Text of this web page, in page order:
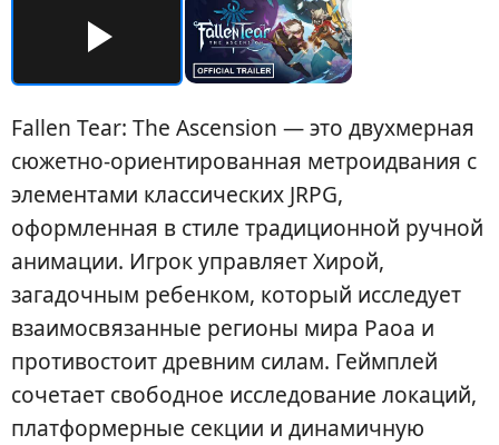
Fallen Tear: The Ascension — это двухмерная
сюжетно-ориентированная метроидвания с
элементами классических JRPG,
оформленная в стиле традиционной ручной
анимации. Игрок управляет Хирой,
загадочным ребенком, который исследует
взаимосвязанные регионы мира Раоа и
противостоит древним силам. Геймплей
сочетает свободное исследование локаций,
платформерные секции и динамичную